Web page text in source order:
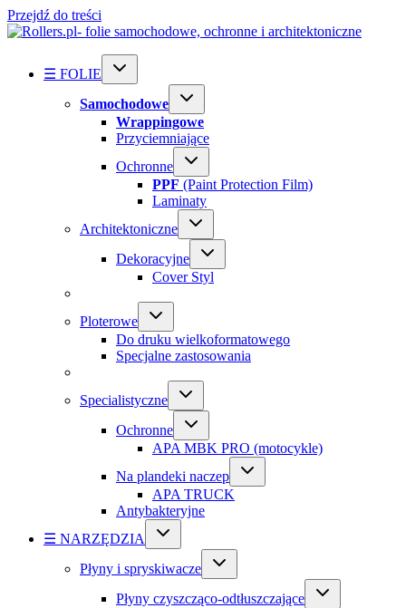
Przejdź do treści
☰ FOLIE
Samochodowe
Wrappingowe
Przyciemniające
Ochronne
PPF (Paint Protection Film)
Laminaty
Architektoniczne
Dekoracyjne
Cover Styl
Ploterowe
Do druku wielkoformatowego
Specjalne zastosowania
Specialistyczne
Ochronne
APA MBK PRO (motocykle)
Na plandeki naczep
APA TRUCK
Antybakteryjne
☰ NARZĘDZIA
Płyny i spryskiwacze
Płyny czyszcząco-odtłuszczające